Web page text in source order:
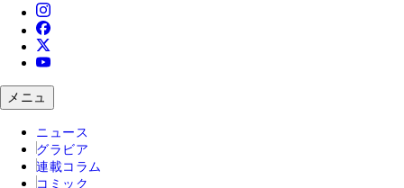
メニュ
ニュース
グラビア
連載コラム
コミック